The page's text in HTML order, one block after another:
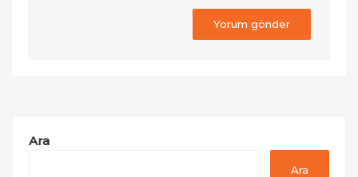
Ara
Ara